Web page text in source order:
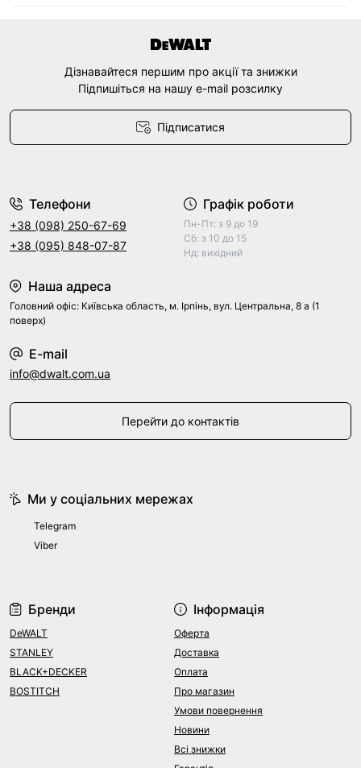
Дізнавайтеся першим про акції та знижки
Підпишіться на нашу e-mail розсилку
Підписатися
Телефони
+38 (098) 250-67-69
+38 (095) 848-07-87
Графік роботи
Пн-Пт: з 9 до 19
Сб: з 10 до 15
Нд: вихідний
Наша адреса
Головний офіс: Київська область, м. Ірпінь, вул. Центральна, 8 а (1
поверх)
E-mail
info@dwalt.com.ua
Перейти до контактів
Бренди
DeWALT
STANLEY
BLACK+DECKER
BOSTITCH
Інформація
Оферта
Доставка
Оплата
Про магазин
Умови повернення
Новини
Всі знижки
Ми у соціальних мережах
Telegram
Viber